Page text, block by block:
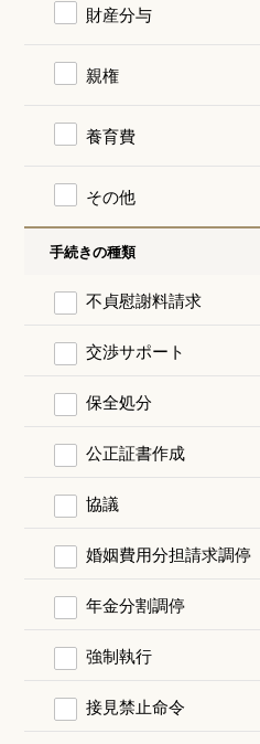
財産分与
親権
養育費
その他
手続きの種類
不貞慰謝料請求
交渉サポート
保全処分
公正証書作成
協議
婚姻費用分担請求調停
年金分割調停
強制執行
接見禁止命令